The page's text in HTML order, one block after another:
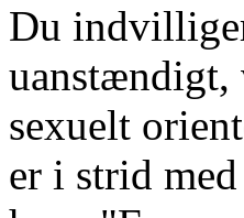
Du
uanstændigt,
sexuelt
er i strid